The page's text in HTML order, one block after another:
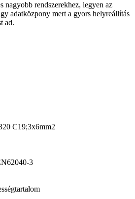
nagyobb rendszerekhez, legyen az
adatközpony mert a gyors helyreállítás
ad.
C19;3x6mm2
3